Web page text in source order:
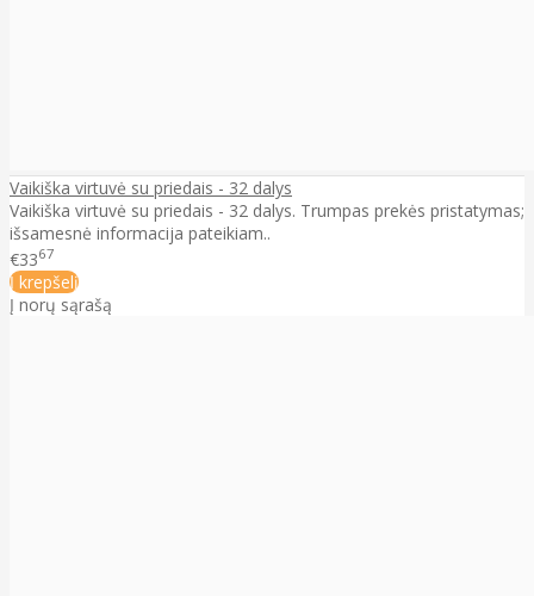
Vaikiška virtuvė su priedais - 32 dalys
Vaikiška virtuvė su priedais - 32 dalys. Trumpas prekės pristatymas;
išsamesnė informacija pateikiam..
€3367
Į krepšelį
Į norų sąrašą